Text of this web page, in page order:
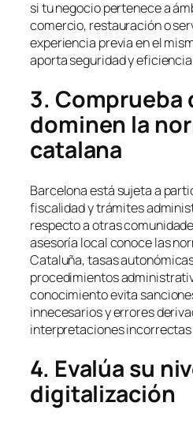
si tu negocio pertenece a
comercio, restauración o
experiencia previa en el
aporta seguridad y
3. Comprueba
dominen la
catalana
Barcelona está sujeta a
fiscalidad y trámites
respecto a otras
asesoría local conoce las
Cataluña, tasas
procedimientos
conocimiento evita
innecesarios y errores
interpretaciones
4. Evalúa su
digitalización